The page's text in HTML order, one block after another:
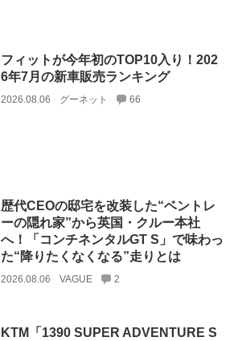
フィットが今年初のTOP10入り！202
6年7月の新車販売ランキング
2026.08.06 グーネット 66
歴代CEOの邸宅を改装した“ベントレ
ーの隠れ家”から英国・クルー本社
へ！「コンチネンタルGT S」で味わっ
た“降りたくなくなる”走りとは
2026.08.06 VAGUE 2
KTM「1390 SUPER ADVENTURE S